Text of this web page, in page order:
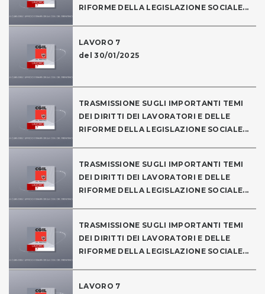
RIFORME DELLA LEGISLAZIONE SOCIALE...
LAVORO 7
del 30/01/2025
TRASMISSIONE SUGLI IMPORTANTI TEMI
DEI DIRITTI DEI LAVORATORI E DELLE
RIFORME DELLA LEGISLAZIONE SOCIALE...
TRASMISSIONE SUGLI IMPORTANTI TEMI
DEI DIRITTI DEI LAVORATORI E DELLE
RIFORME DELLA LEGISLAZIONE SOCIALE...
TRASMISSIONE SUGLI IMPORTANTI TEMI
DEI DIRITTI DEI LAVORATORI E DELLE
RIFORME DELLA LEGISLAZIONE SOCIALE...
LAVORO 7